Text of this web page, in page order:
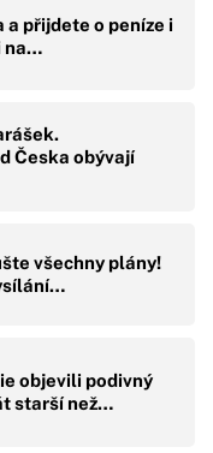
a přijdete o peníze i
na…
Česka obývají
všechny plány!
objevili podivný
starší než…